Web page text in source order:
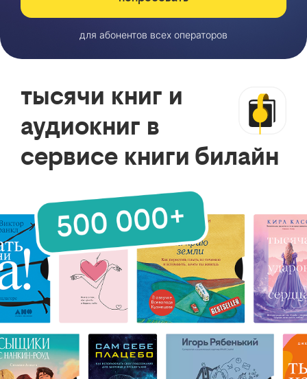
для абонентов всех операторов
тысячи книг и
аудиокниг в
сервисе книги билайн